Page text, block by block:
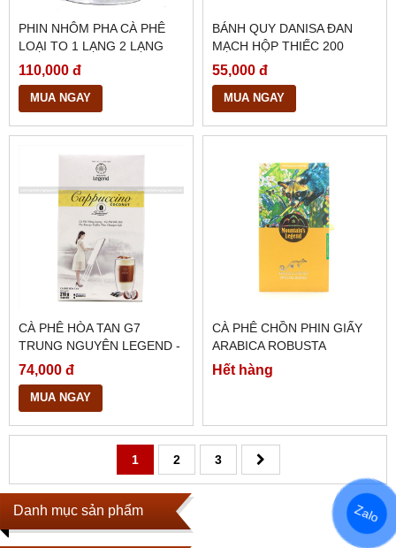
Danh mục sản phẩm
PHIN NHÔM PHA CÀ PHÊ
LOẠI TO 1 LẠNG 2 LẠNG
110,000 đ
MUA NGAY
BÁNH QUY DANISA ĐAN
MẠCH HỘP THIẾC 200
GRAM
55,000 đ
MUA NGAY
CÀ PHÊ HÒA TAN G7
TRUNG NGUYÊN LEGEND -
CAPPUCCINO HƯƠNG
COCONUT
74,000 đ
MUA NGAY
CÀ PHÊ CHỒN PHIN GIẤY
ARABICA ROBUSTA
90GRAM
Hết hàng
1 2 3
Zalo